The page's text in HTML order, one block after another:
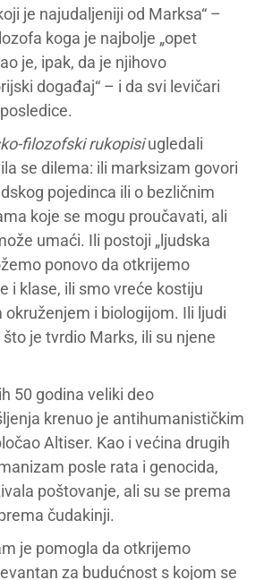
je najudaljeniji od Marksa“ –
koga je najbolje „opet
je, ipak, da je njihovo
događaj“ – i da svi levičari
filozofski rukopisiugledali
se dilema: ili marksizam govori
pojedinca ili o bezličnim
koje se mogu proučavati, ali
umaći. Ili postoji „ljudska
ponovo da otkrijemo
i klase, ili smo vreće kostiju
okruženjem i biologijom. Ili ljudi
je tvrdio Marks, ili su njene
50 godina veliki deo
krenuo je antihumanističkim
Altiser. Kao i većina drugih
posle rata i genocida,
poštovanje, ali su se prema
čudakinji.
je pomogla da otkrijemo
za budućnost s kojom se